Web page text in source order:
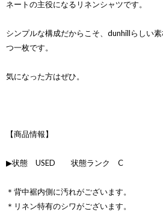
ネートの主役になるリネンシャツです。
シンプルな構成だからこそ、dunhillらしい
つ一枚です。
気になった方はぜひ。
【商品情報】
▶状態 USED 状態ランク C
＊背中裾内側に汚れがございます。
＊リネン特有のシワがございます。